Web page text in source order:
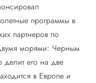
программы в
партнеров по
морями: Черным
его на две
в Европе и